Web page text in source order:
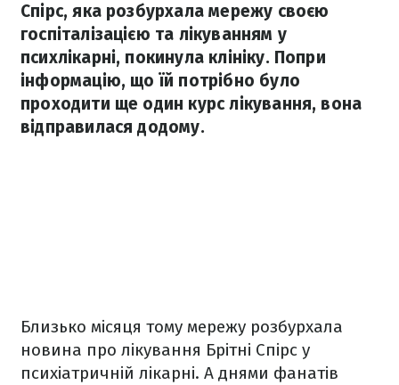
Спірс, яка розбурхала мережу своєю
госпіталізацією та лікуванням у
психлікарні, покинула клініку. Попри
інформацію, що їй потрібно було
проходити ще один курс лікування, вона
відправилася додому.
Близько місяця тому мережу розбурхала
новина про лікування Брітні Спірс у
психіатричній лікарні. А днями фанатів